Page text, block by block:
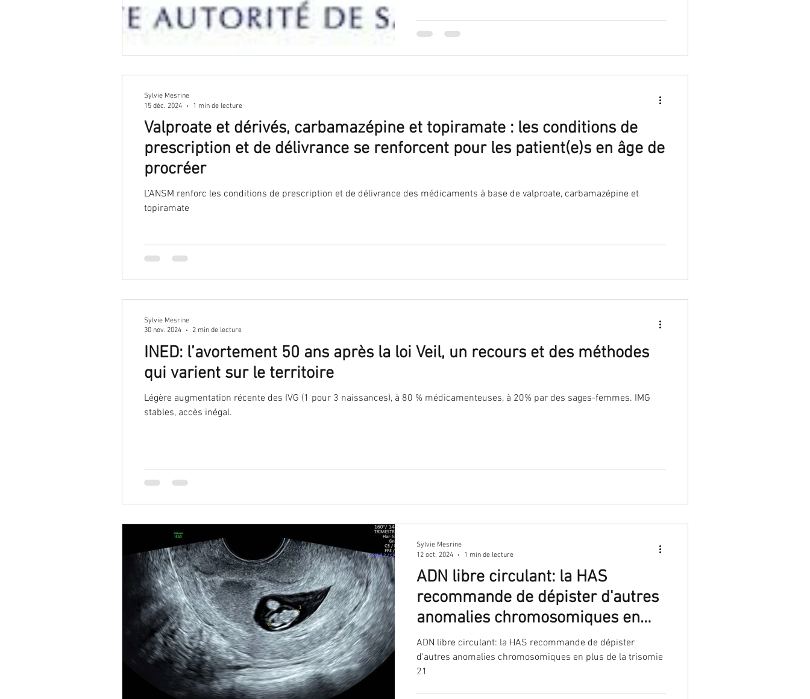
Valproate et dérivés, carbamazépine et topiramate : les conditions de
prescription et de délivrance se renforcent pour les patient(e)s en âge de
procréer
L’ANSM renforc les conditions de prescription et de délivrance des médicaments à base de valproate, carbamazépine et
topiramate
Sylvie Mesrine
15 déc. 2024
1 min de lecture
INED: l’avortement 50 ans après la loi Veil, un recours et des méthodes
qui varient sur le territoire
Légère augmentation récente des IVG (1 pour 3 naissances), à 80 % médicamenteuses, à 20% par des sages-femmes. IMG
stables, accès inégal.
Sylvie Mesrine
30 nov. 2024
2 min de lecture
ADN libre circulant: la HAS
recommande de dépister d'autres
anomalies chromosomiques en
plus de la trisomie 21
ADN libre circulant: la HAS recommande de dépister
d'autres anomalies chromosomiques en plus de la trisomie
21
Sylvie Mesrine
12 oct. 2024
1 min de lecture